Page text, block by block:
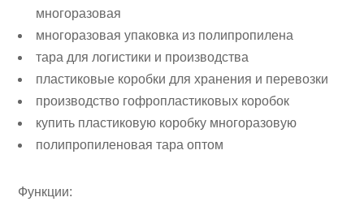
многоразовая
многоразовая упаковка из полипропилена
тара для логистики и производства
пластиковые коробки для хранения и перевозки
производство гофропластиковых коробок
купить пластиковую коробку многоразовую
полипропиленовая тара оптом
Функции: